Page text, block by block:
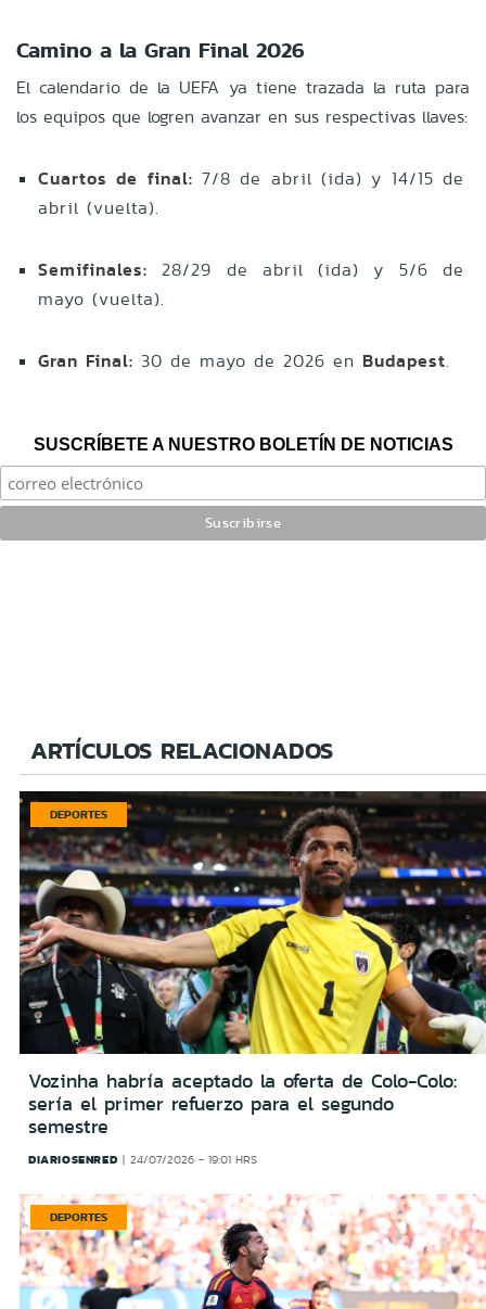
Camino a la Gran Final 2026
El calendario de la UEFA ya tiene trazada la ruta para
los equipos que logren avanzar en sus respectivas llaves:
Cuartos de final: 7/8 de abril (ida) y 14/15 de
abril (vuelta).
Semifinales: 28/29 de abril (ida) y 5/6 de
mayo (vuelta).
Gran Final: 30 de mayo de 2026 en Budapest.
SUSCRÍBETE A NUESTRO BOLETÍN DE NOTICIAS
ARTÍCULOS RELACIONADOS
DEPORTES
Vozinha habría aceptado la oferta de Colo-Colo:
sería el primer refuerzo para el segundo
semestre
DIARIOSENRED 24/07/2026 - 19:01 HRS
DEPORTES